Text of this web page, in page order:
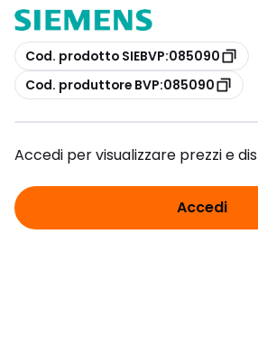
copia
Cod. prodotto SIEBVP:085090
copia
Cod. produttore BVP:085090
Accedi per visualizzare prezzi e
Accedi